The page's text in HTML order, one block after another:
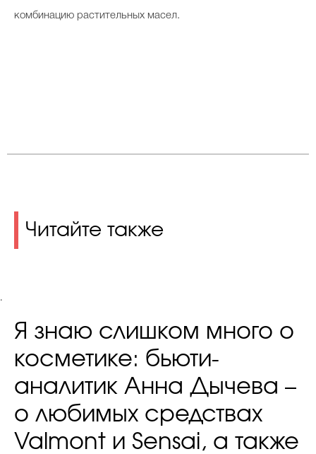
комбинацию растительных масел.
Читайте также
.
Я знаю слишком много о
косметике: бьюти-
аналитик Анна Дычева –
о любимых средствах
Valmont и Sensai, а также